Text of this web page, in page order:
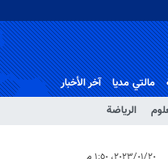
الرياضة
مالتي مدیا آخر الأخبار